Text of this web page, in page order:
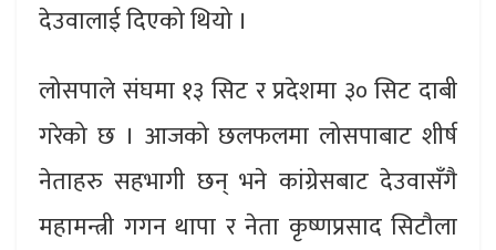
देउवालाई दिएको थियो ।
लोसपाले संघमा १३ सिट र प्रदेशमा ३० सिट दाबी
गरेको छ । आजको छलफलमा लोसपाबाट शीर्ष
नेताहरु सहभागी छन् भने कांग्रेसबाट देउवासँगै
महामन्त्री गगन थापा र नेता कृष्णप्रसाद सिटौला